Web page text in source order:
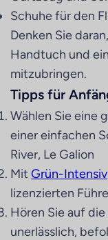
Schuhe für den
Denken Sie
Handtuch und
mitzubringen.
Tipps für
Wählen Sie eine
einer einfachen
River, Le Galion
Mit Grün-Intensiv
lizenzierten
Hören Sie auf
unerlässlich,